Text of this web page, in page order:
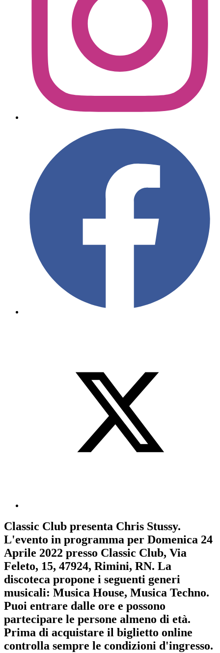
Classic Club presenta Chris Stussy.
L'evento in programma per Domenica 24
Aprile 2022 presso Classic Club, Via
Feleto, 15, 47924, Rimini, RN. La
discoteca propone i seguenti generi
musicali: Musica House, Musica Techno.
Puoi entrare dalle ore e possono
partecipare le persone almeno di età.
Prima di acquistare il biglietto online
controlla sempre le condizioni d'ingresso.